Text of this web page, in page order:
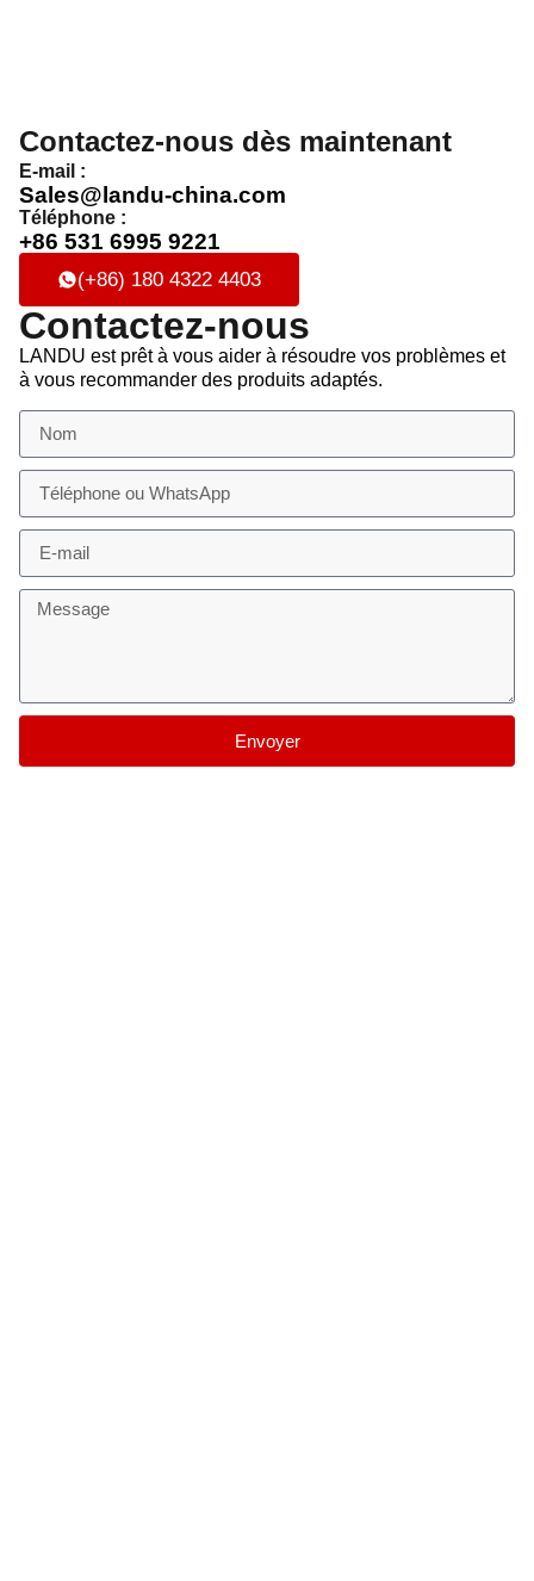
Contactez-nous dès maintenant
E-mail :
Sales@landu-china.com
Téléphone :
+86 531 6995 9221
(+86) 180 4322 4403
Contactez-nous
LANDU est prêt à vous aider à résoudre vos problèmes et
à vous recommander des produits adaptés.
Envoyer